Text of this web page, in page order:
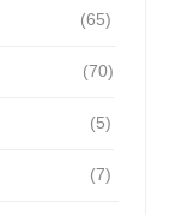
(65)
(70)
(5)
(7)